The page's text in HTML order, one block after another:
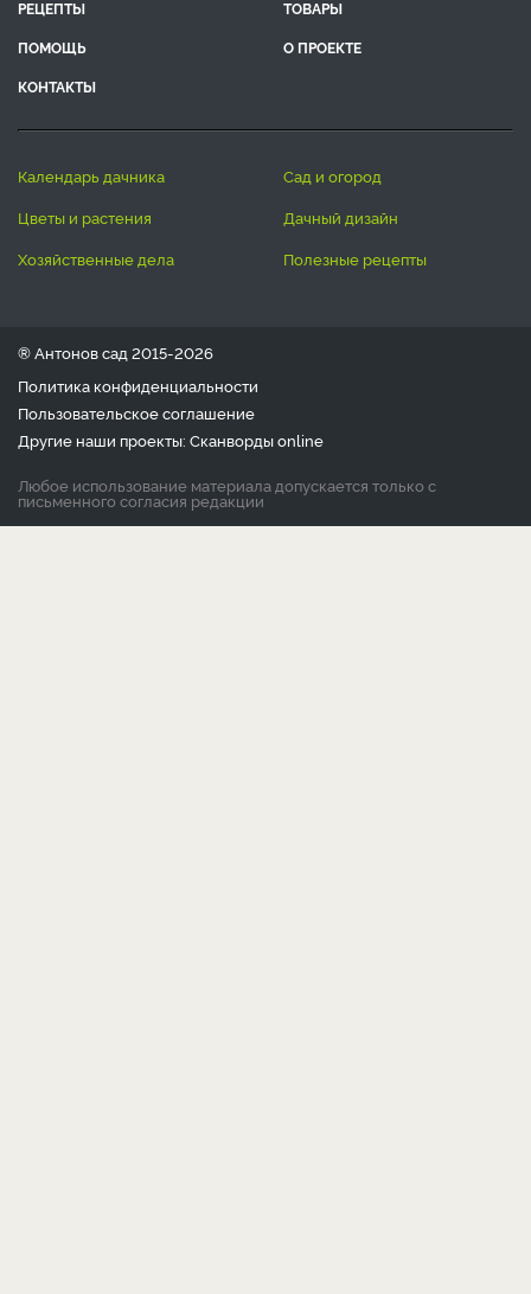
РЕЦЕПТЫ
ТОВАРЫ
ПОМОЩЬ
О ПРОЕКТЕ
КОНТАКТЫ
календарь дачника
сад и огород
цветы и растения
дачный дизайн
хозяйственные дела
полезные рецепты
® Антонов сад 2015-2026
Политика конфиденциальности
Пользовательское соглашение
Другие наши проекты: Сканвордыonline
Любое использование материала допускается только с
письменного согласия редакции